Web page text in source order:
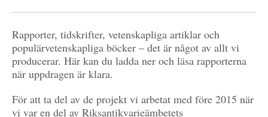
Rapporter, tidskrifter, vetenskapliga artiklar och
populärvetenskapliga böcker – det är något av allt vi
producerar. Här kan du ladda ner och läsa rapporterna
när uppdragen är klara.
För att ta del av de projekt vi arbetat med före 2015 när
vi var en del av Riksantikvarieämbetets